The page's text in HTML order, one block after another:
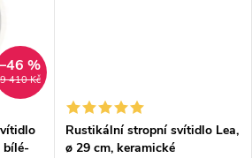
9 410 Kč
–46 %
bílé-
Rustikální stropní svítidlo Lea,
ø 29 cm, keramické